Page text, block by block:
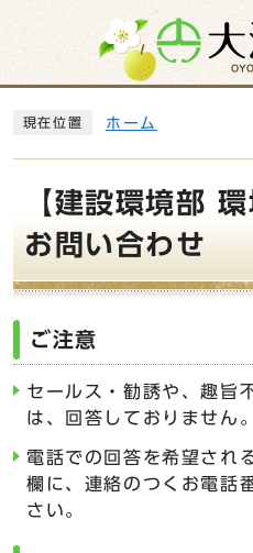
ページの先頭です
現在位置 ホーム
【建設環境部
お問い合わせ
ご注意
セールス・勧誘や、趣旨
は、回答しておりません。
電話での回答を希望され
欄に、連絡のつくお電話
さい。